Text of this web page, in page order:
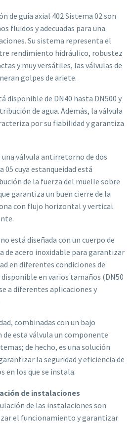
de guía axial 402 Sistema 02 son
fluidos y adecuadas para una
Su sistema representa el
rendimiento hidráulico, robustez
y muy versátiles, las válvulas de
golpes de ariete.
disponible de DN40 hasta DN500 y
de agua. Además, la válvula
por su fiabilidad y garantiza
una válvula antirretorno de dos
cuya estanqueidad está
de la fuerza del muelle sobre
garantiza un buen cierre de la
con flujo horizontal y vertical
está diseñada con un cuerpo de
de acero inoxidable para garantizar
en diferentes condiciones de
en varios tamaños (DN50
a diferentes aplicaciones y
combinadas con un bajo
esta válvula un componente
de hecho, es una solución
la seguridad y eficiencia de
en los que se instala.
de instalaciones
de las instalaciones son
el funcionamiento y garantizar